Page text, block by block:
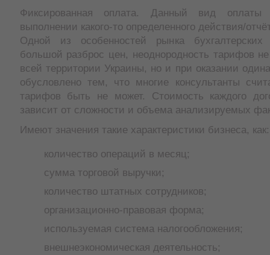
Фиксированная оплата. Данный вид оплаты
выполнении какого-то определенного действия/
Одной из особенностей рынка бухгалтерских
большой разброс цен, неоднородность тарифов
всей территории Украины, но и при оказании
обусловлено тем, что многие консультанты
тарифов быть не может. Стоимость каждого
зависит от сложности и объема анализируемых
Имеют значения такие характеристики бизнеса, как:
количество операций в месяц;
сумма торговой выручки;
количество штатных сотрудников;
организационно-правовая форма;
используемая система налогообложения;
внешнеэкономическая деятельность;